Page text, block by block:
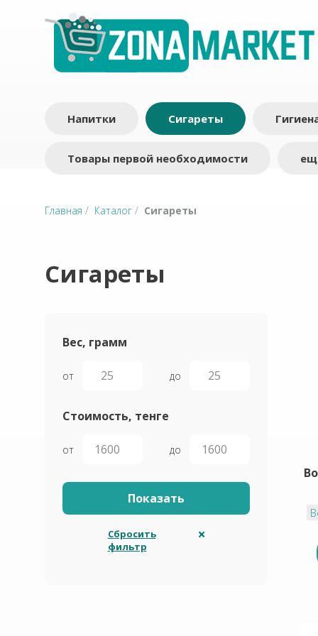
Напитки Сигареты
Товары первой необходимости
Главная / Каталог / Сигареты
Сигареты
Вес, грамм
от до
Стоимость, тенге
от до
Сбросить
фильтр